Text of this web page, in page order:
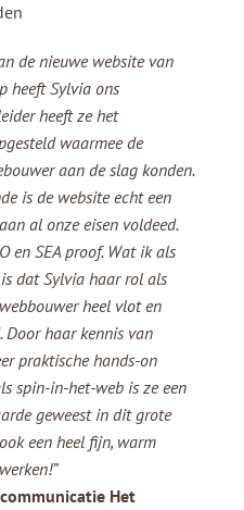
de nieuwe website van
heeft Sylvia ons
heeft ze het
waarmee de
aan de slag konden.
is de website echt een
al onze eisen voldeed.
en SEA proof. Wat ik als
dat Sylvia haar rol als
heel vlot en
haar kennis van
praktische hands-on
spin-in-het-web is ze een
geweest in dit grote
een heel fijn, warm
Het